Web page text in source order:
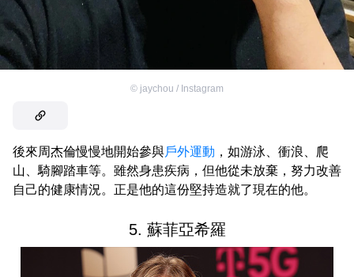
© jaychou / Instagram
後來周杰倫慢慢地開始參與戶外運動 ，如游泳、衝浪、爬
山、騎腳踏車等。雖然身患疾病，但他從未放棄，努力改善
自己的健康情況。正是他的這份堅持造就了現在的他。
5. 蘇菲亞希羅